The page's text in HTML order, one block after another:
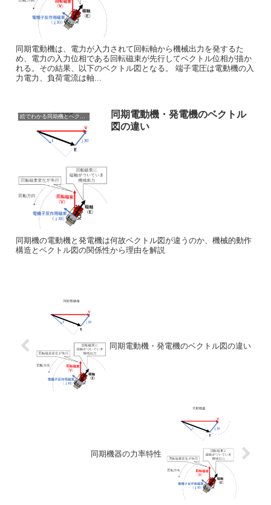
同期電動機は、電力が入力されて回転軸から機械出力を発するた
め、電力の入力位相である回転磁束が先行してベクトル位相が描か
れる。その結果、以下のベクトル図となる。 端子電圧は電動機の入
力電力、負荷電流は軸...
同期電動機・発電機のベクトル
図の違い
同期機の電動機と発電機は何故ベクトル図が違うのか、機械的動作
構造とベクトル図の関係性から理由を解説
同期電動機・発電機のベクトル図の違い
同期機器の力率特性